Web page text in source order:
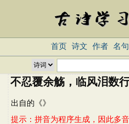
首页 诗文 作者 名句
不忍覆余觞，临风泪数
出自的《》
提示：拼音为程序生成，因此多